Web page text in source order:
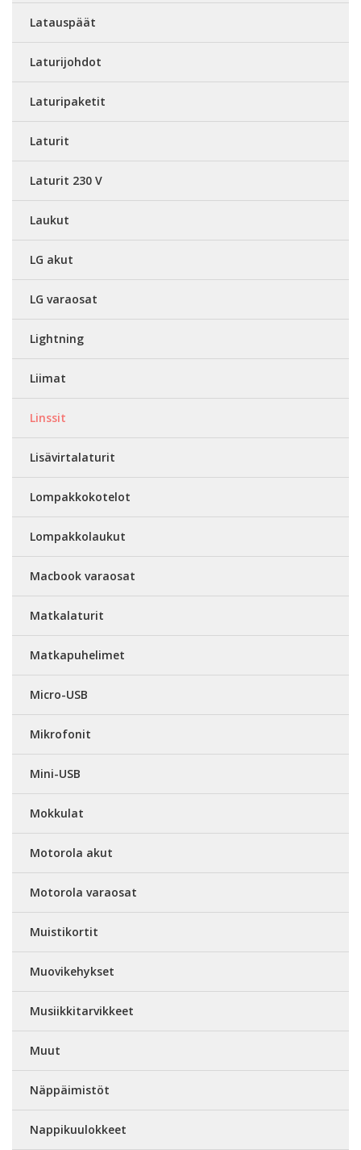
Latauspäät
Laturijohdot
Laturipaketit
Laturit
Laturit 230 V
Laukut
LG akut
LG varaosat
Lightning
Liimat
Linssit
Lisävirtalaturit
Lompakkokotelot
Lompakkolaukut
Macbook varaosat
Matkalaturit
Matkapuhelimet
Micro-USB
Mikrofonit
Mini-USB
Mokkulat
Motorola akut
Motorola varaosat
Muistikortit
Muovikehykset
Musiikkitarvikkeet
Muut
Näppäimistöt
Nappikuulokkeet